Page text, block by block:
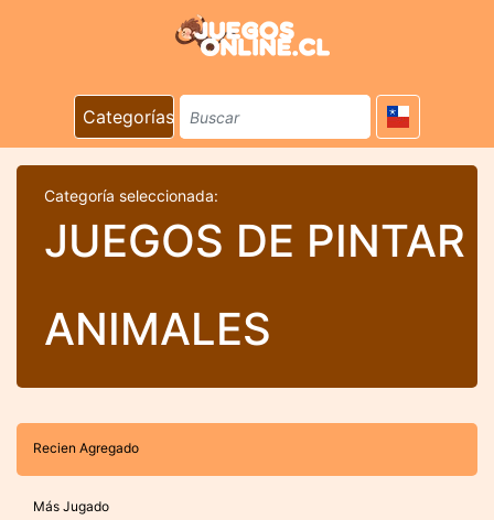
Categorías
Categoría seleccionada:
JUEGOS DE PINTAR
ANIMALES
Recien Agregado
Más Jugado